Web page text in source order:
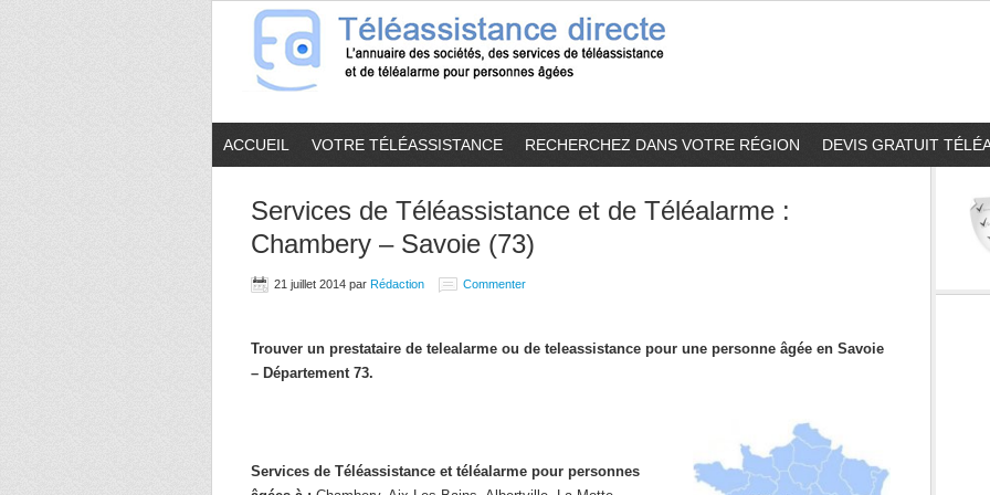
ACCUEIL VOTRE TÉLÉASSISTANCE RECHERCHEZ DANS VOTRE RÉGION DEVIS GRATUIT
Services de Téléassistance et de Téléalarme :
Chambery – Savoie (73)
21 juillet 2014 par Rédaction Commenter
Trouver un prestataire de telealarme ou de teleassistance pour une personne âgée en Savoie
– Département 73.
Services de Téléassistance et téléalarme pour personnes